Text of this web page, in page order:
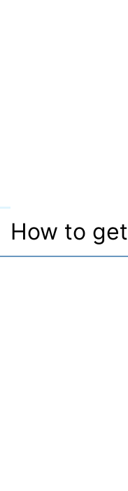
How to get